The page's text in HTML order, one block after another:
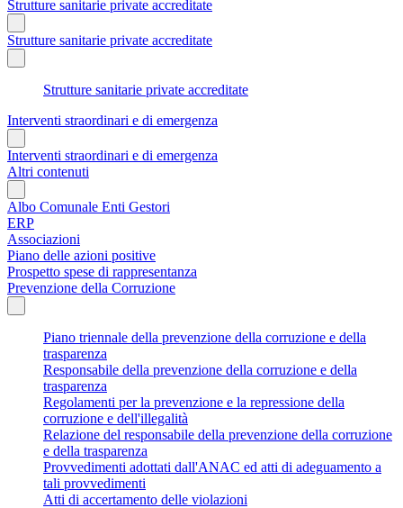
Strutture sanitarie private accreditate
Strutture sanitarie private accreditate
Strutture sanitarie private accreditate
Interventi straordinari e di emergenza
Interventi straordinari e di emergenza
Altri contenuti
Albo Comunale Enti Gestori
ERP
Associazioni
Piano delle azioni positive
Prospetto spese di rappresentanza
Prevenzione della Corruzione
Piano triennale della prevenzione della corruzione e della
trasparenza
Responsabile della prevenzione della corruzione e della
trasparenza
Regolamenti per la prevenzione e la repressione della
corruzione e dell'illegalità
Relazione del responsabile della prevenzione della corruzione
e della trasparenza
Provvedimenti adottati dall'ANAC ed atti di adeguamento a
tali provvedimenti
Atti di accertamento delle violazioni